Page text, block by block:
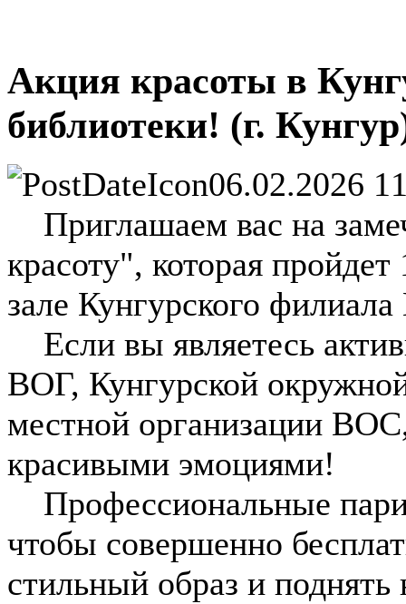
Акция красоты в
библиотеки! (г.
06.02.2026
Приглашаем вас на
красоту", которая
зале Кунгурского
Если вы являетесь
ВОГ, Кунгурской
местной организации
красивыми эмоциями!
Профессиональные
чтобы совершенно
стильный образ и поднять